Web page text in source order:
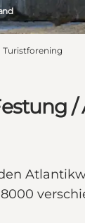
Turistforening